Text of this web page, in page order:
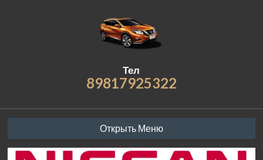
Тел
89817925322
Открыть Меню